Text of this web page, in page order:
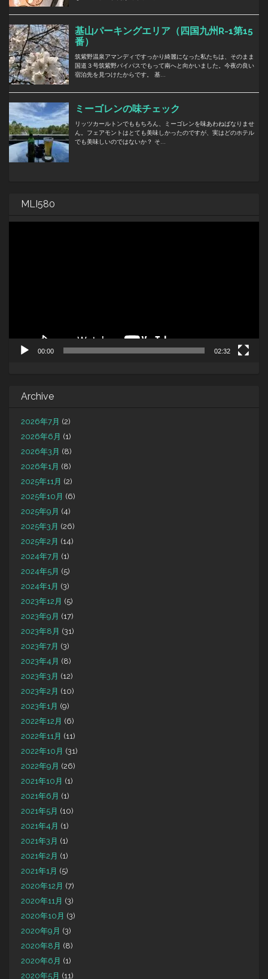
MLI580
00:00 02:32
Archive
2026年7月 (2)
2026年6月 (1)
2026年3月 (8)
2026年1月 (8)
2025年11月 (2)
2025年10月 (6)
2025年9月 (4)
2025年3月 (26)
2025年2月 (14)
2024年7月 (1)
2024年5月 (5)
2024年1月 (3)
2023年12月 (5)
2023年9月 (17)
2023年8月 (31)
2023年7月 (3)
2023年4月 (8)
2023年3月 (12)
2023年2月 (10)
2023年1月 (9)
2022年12月 (6)
2022年11月 (11)
2022年10月 (31)
2022年9月 (26)
2021年10月 (1)
2021年6月 (1)
2021年5月 (10)
2021年4月 (1)
2021年3月 (1)
2021年2月 (1)
2021年1月 (5)
2020年12月 (7)
2020年11月 (3)
2020年10月 (3)
2020年9月 (3)
2020年8月 (8)
2020年6月 (1)
2020年5月 (11)